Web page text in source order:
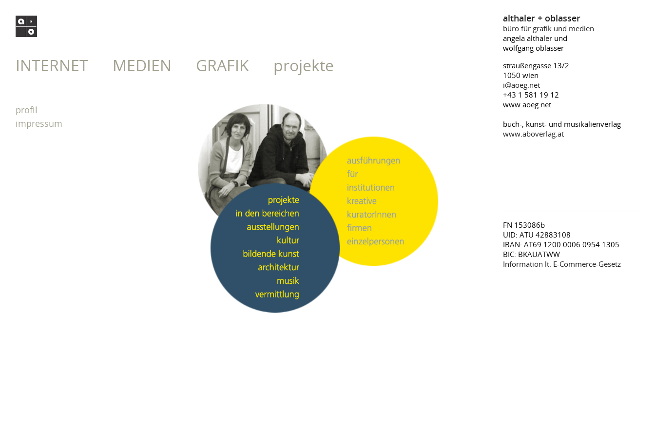
INTERNET MEDIEN GRAFIK projekte
profil
impressum
althaler + oblasser
büro für grafik und medien
angela althaler und
wolfgang oblasser
straußengasse 13/2
1050 wien
i@aoeg.net
+43 1 581 19 12
www.aoeg.net
buch-, kunst- und musikalienverlag
www.aboverlag.at
FN 153086b
UID: ATU 42883108
IBAN: AT69 1200 0006 0954 1305
BIC: BKAUATWW
Information lt. E-Commerce-Gesetz